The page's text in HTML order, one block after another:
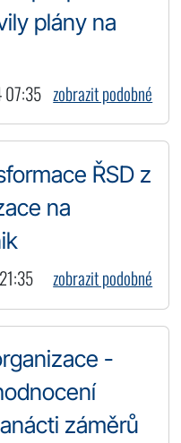
plány na
07:35 zobrazit podobné
ŘSD z
na
zobrazit podobné
-
záměrů